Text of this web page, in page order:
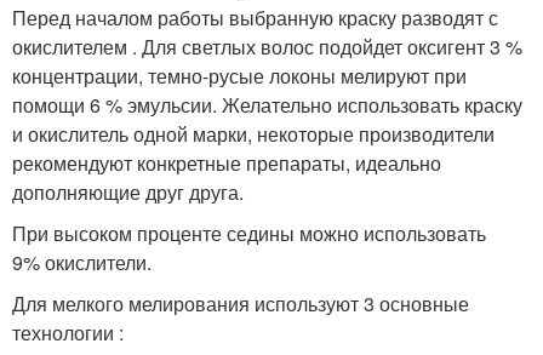
Перед началом работы выбранную краску разводят с
окислителем . Для светлых волос подойдет оксигент 3 %
концентрации, темно-русые локоны мелируют при
помощи 6 % эмульсии. Желательно использовать краску
и окислитель одной марки, некоторые производители
рекомендуют конкретные препараты, идеально
дополняющие друг друга.
При высоком проценте седины можно использовать
9% окислители.
Для мелкого мелирования используют 3 основные
технологии :